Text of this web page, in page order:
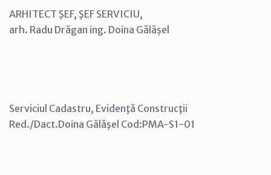
ARHITECT ŞEF, ŞEF SERVICIU,
arh. Radu Drăgan ing. Doina Gălășel
Serviciul Cadastru, Evidenţă Construcţii
Red./Dact.Doina Gălăşel Cod:PMA-S1-01